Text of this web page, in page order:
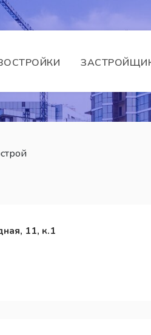
11, к.1